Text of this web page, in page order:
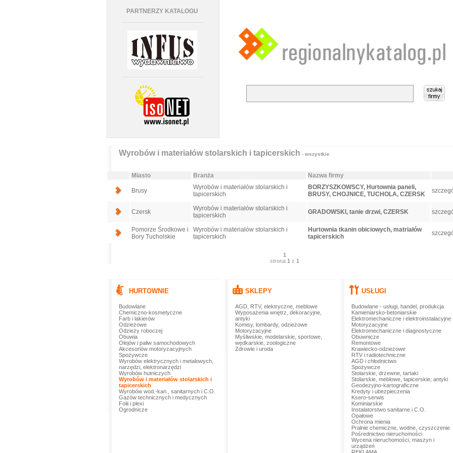
PARTNERZY KATALOGU
Wyrobów i materiałów stolarskich i tapicerskich - wszystkie
Miasto Branża Nazwa firmy
Brusy
Wyrobów i materiałów stolarskich i
tapicerskich
BORZYSZKOWSCY, Hurtownia paneli,
BRUSY, CHOJNICE, TUCHOLA, CZERSK
Czersk
Wyrobów i materiałów stolarskich i
tapicerskich
GRADOWSKI, tanie drzwi, CZERSK
Pomorze Środkowe i
Bory Tucholskie
Wyrobów i materiałów stolarskich i
tapicerskich
Hurtownia tkanin obiciowych, matriałów
tapicerskich
1
strona 1 z 1
HURTOWNIE
Budowlane
Chemiczno-kosmetyczne
Farb i lakierów
Odzieżowe
Odzieży roboczej
Obuwia
Olejów i paliw samochodowych
Akcesoriów motoryzacyjnych
Spożywcze
Wyrobów elektrycznych i metalowych,
narzędzi, elektronarzędzi
Wyrobów hutniczych
Wyrobów i materiałów stolarskich i
tapicerskich
Wyrobów wod.-kan., sanitarnych i C.O.
Gazów technicznych i medycznych
Folii i plexi
Ogrodnicze
SKLEPY
AGD, RTV, elektryczne, meblowe
Wyposażenia wnętrz, dekoracyjne,
antyki
Komisy, lombardy, odzieżowe
Motoryzacyjne
Myśliwskie, modelarskie, sportowe,
wędkarskie, zoologiczne
Zdrowie i uroda
USŁUGI
Budowlane - usługi, handel, produkcja
Kamieniarsko-betoniarskie
Elektromechaniczne i elektroinstalacyjne
Motoryzacyjne
Elektromechaniczne i diagnostyczne
Obuwnicze
Remontowe
Krawiecko-odzieżowe
RTV i radiotechniczne
AGD i chłodnictwo
Spożywcze
Stolarskie, drzewne, tartaki
Stolarskie, meblowe, tapicerskie, antyki
Geodezyjno-kartograficzne
Kredyty i ubezpieczenia
Ksero-serwis
Kominiarskie
Instalatorstwo sanitarne i C.O.
Opałowe
Ochrona mienia
Pralnie chemiczne, wodne, czyszczenie
Pośrednictwo nieruchomości
Wycena nieruchomości, maszyn i
urządzeń